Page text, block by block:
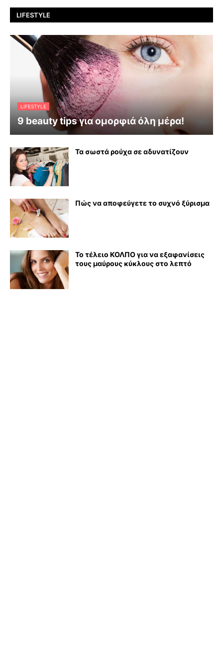
LIFESTYLE
LIFESTYLE
9 beauty tips για ομορφιά όλη μέρα!
Τα σωστά ρούχα σε αδυνατίζουν
Πώς να αποφεύγετε το συχνό ξύρισμα
Το τέλειο ΚΟΛΠΟ για να εξαφανίσεις
τους μαύρους κύκλους στο λεπτό